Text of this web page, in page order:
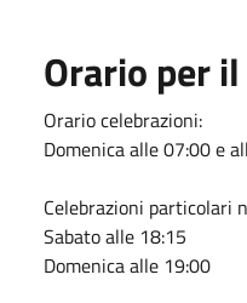
Orario per
Orario celebrazioni:
Domenica alle 07:00 e
Celebrazioni particolari
Sabato alle 18:15
Domenica alle 19:00